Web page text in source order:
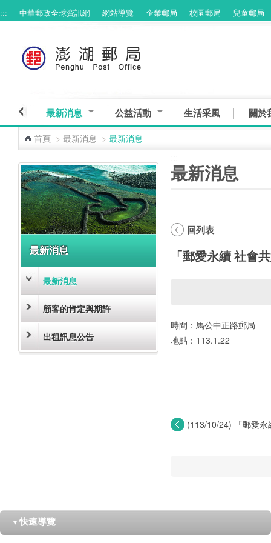
跳到主要內容區塊
::: 中華郵政全球資訊網 網站導覽 企業郵局 校園郵局 兒童郵局
最新消息 公益活動 生活采風 關於
首頁 > 最新消息 > 最新消息
最新消息
最新消息
顧客的肯定與期許
出租訊息公告
最新消息
回列表
「郵愛永續 社會
時間：馬公中正路郵局
地點：113.1.22
(113/10/24) 「郵愛
▼ 快速導覽